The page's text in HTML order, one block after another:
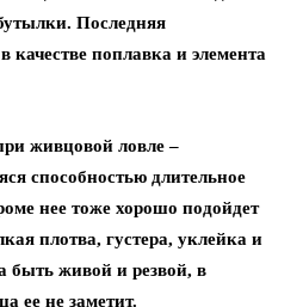
Последняя
качестве поплавка и элемента
живцовой ловле –
способностью длительное
нее тоже хорошо подойдет
плотва, густера, уклейка и
быть живой и резвой, в
ее не заметит.